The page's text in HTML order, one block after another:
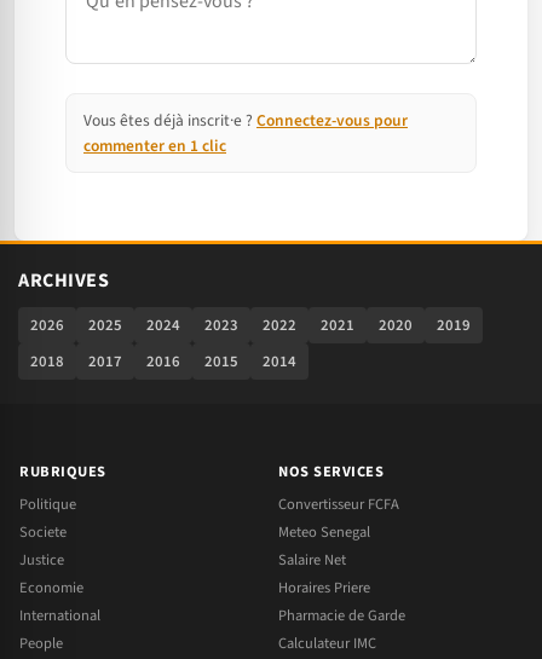
Vous êtes déjà inscrit·e ? Connectez-vous pour
commenter en 1 clic
ARCHIVES
2026 2025 2024 2023 2022 2021 2020
2019
2018
2017 2016 2015 2014
RUBRIQUES
Politique
Societe
Justice
Economie
International
People
NOS SERVICES
Convertisseur FCFA
Meteo Senegal
Salaire Net
Horaires Priere
Pharmacie de Garde
Calculateur IMC